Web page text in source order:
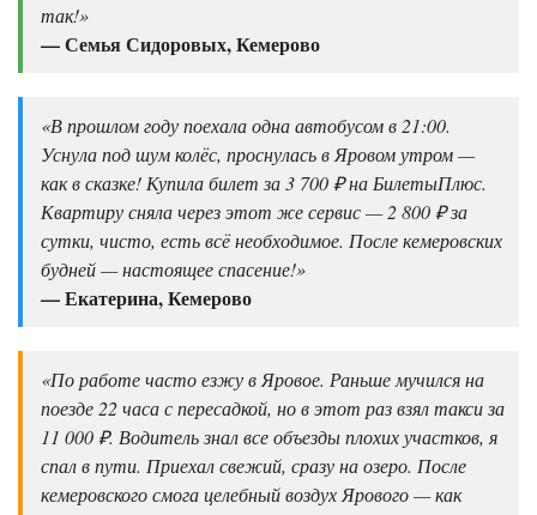
так!»
— Семья Сидоровых, Кемерово
«В прошлом году поехала одна автобусом в 21:00.
Уснула под шум колёс, проснулась в Яровом утром —
как в сказке! Купила билет за 3 700 ₽ на БилетыПлюс.
Квартиру сняла через этот же сервис — 2 800 ₽ за
сутки, чисто, есть всё необходимое. После кемеровских
будней — настоящее спасение!»
— Екатерина, Кемерово
«По работе часто езжу в Яровое. Раньше мучился на
поезде 22 часа с пересадкой, но в этот раз взял такси за
11 000 ₽. Водитель знал все объезды плохих участков, я
спал в пути. Приехал свежий, сразу на озеро. После
кемеровского смога целебный воздух Ярового — как